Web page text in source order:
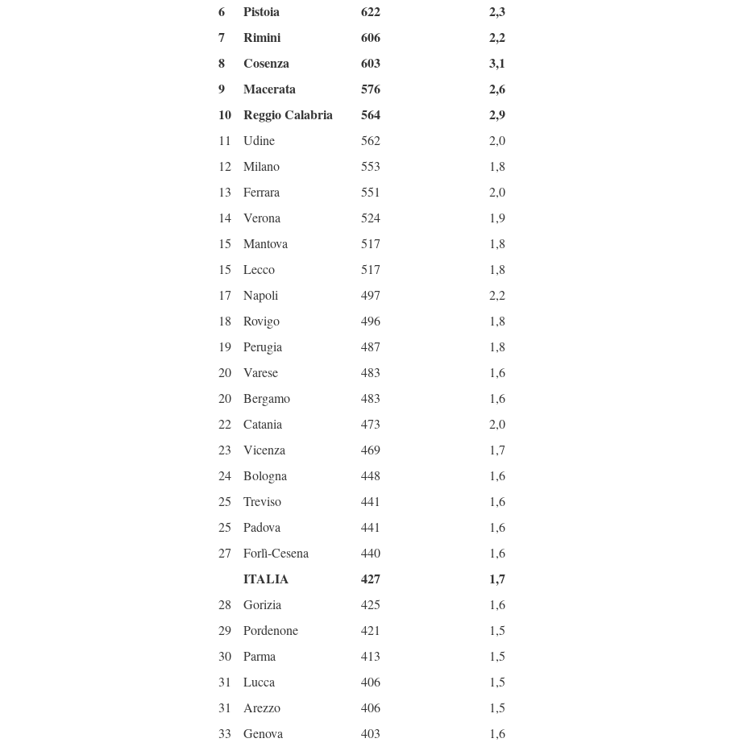
6
Pistoia 622
2,3
7
Rimini 606
2,2
8
Cosenza 603
3,1
9
Macerata 576
2,6
10
Reggio Calabria 564 2,9
11 Udine 562
2,0
12
Milano 553
1,8
13
Ferrara 551
2,0
14
Verona 524
1,9
15
Mantova 517
1,8
15
Lecco 517
1,8
17
Napoli 497
2,2
18
Rovigo 496
1,8
19
Perugia 487
1,8
20
Varese 483
1,6
20
Bergamo 483
1,6
22
Catania 473
2,0
23
Vicenza 469
1,7
24
Bologna 448
1,6
25
Treviso 441
1,6
25
Padova 441
1,6
27
Forlì-Cesena 440 1,6
ITALIA 427 1,7
28 Gorizia 425
1,6
29
Pordenone 421
1,5
30
Parma 413
1,5
31
Lucca 406
1,5
31
Arezzo 406
1,5
33
Genova 403
1,6